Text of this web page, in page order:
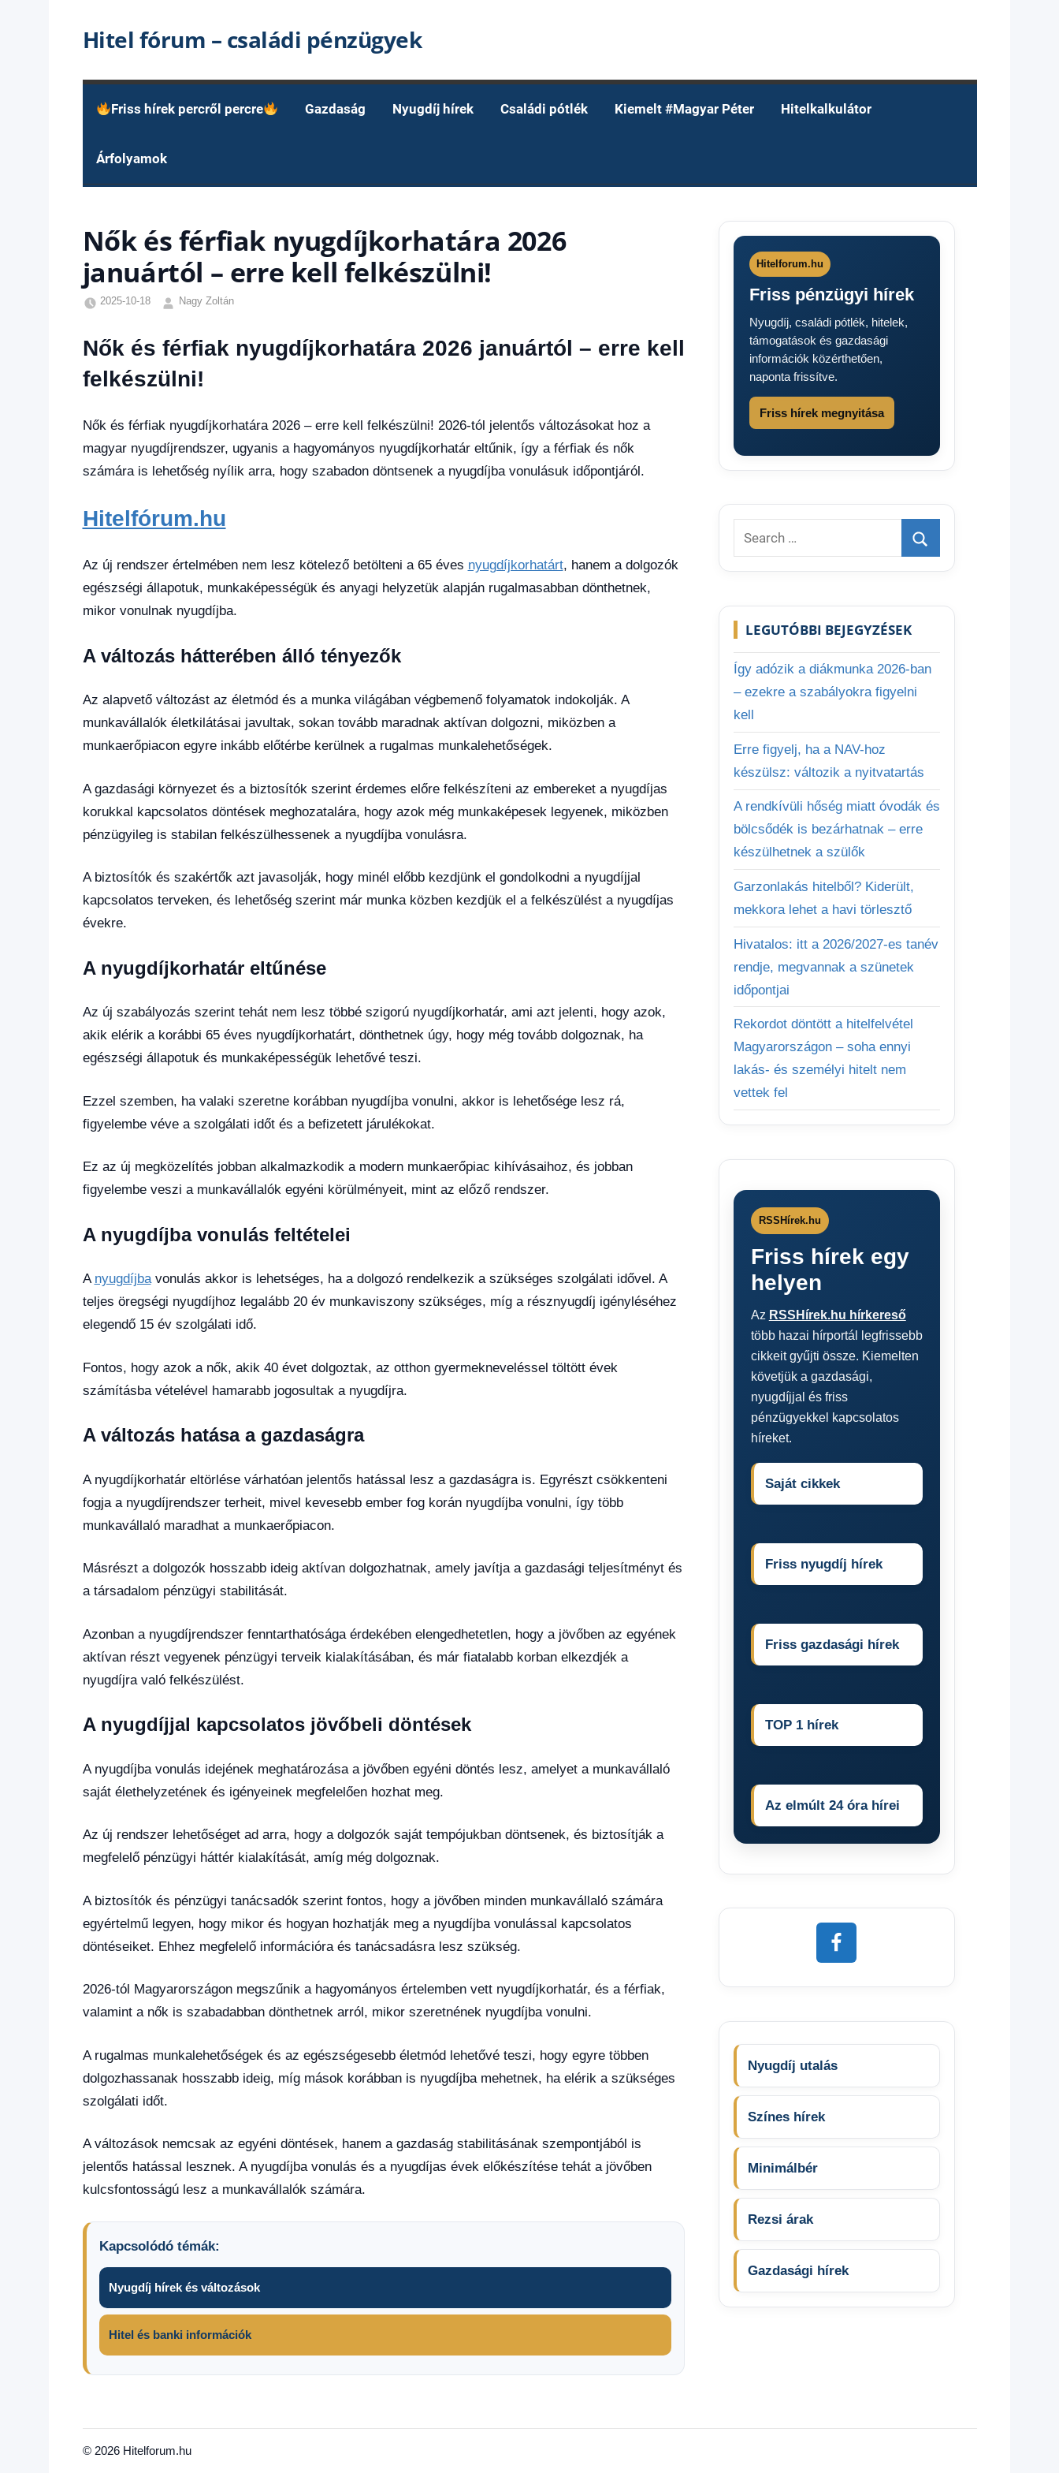
Hitel fórum – családi pénzügyek
Friss hírek percről percre Gazdaság Nyugdíj hírek Családi pótlék Kiemelt #Magyar Péter Hitelkalkulátor
Árfolyamok
Nők és férfiak nyugdíjkorhatára 2026
januártól – erre kell felkészülni!
2025-10-18
Nagy Zoltán
hírek,
1
kézből
Hitel
fórum
Nők és férfiak nyugdíjkorhatára 2026 januártól – erre kell
felkészülni!
Nők és férfiak nyugdíjkorhatára 2026 – erre kell felkészülni! 2026-tól jelentős változásokat hoz a
magyar nyugdíjrendszer, ugyanis a hagyományos nyugdíjkorhatár eltűnik, így a férfiak és nők
számára is lehetőség nyílik arra, hogy szabadon döntsenek a nyugdíjba vonulásuk időpontjáról.
Hitelfórum.hu
Az új rendszer értelmében nem lesz kötelező betölteni a 65 éves nyugdíjkorhatárt, hanem a dolgozók
egészségi állapotuk, munkaképességük és anyagi helyzetük alapján rugalmasabban dönthetnek,
mikor vonulnak nyugdíjba.
A változás hátterében álló tényezők
Az alapvető változást az életmód és a munka világában végbemenő folyamatok indokolják. A
munkavállalók életkilátásai javultak, sokan tovább maradnak aktívan dolgozni, miközben a
munkaerőpiacon egyre inkább előtérbe kerülnek a rugalmas munkalehetőségek.
A gazdasági környezet és a biztosítók szerint érdemes előre felkészíteni az embereket a nyugdíjas
korukkal kapcsolatos döntések meghozatalára, hogy azok még munkaképesek legyenek, miközben
pénzügyileg is stabilan felkészülhessenek a nyugdíjba vonulásra.
A biztosítók és szakértők azt javasolják, hogy minél előbb kezdjünk el gondolkodni a nyugdíjjal
kapcsolatos terveken, és lehetőség szerint már munka közben kezdjük el a felkészülést a nyugdíjas
évekre.
A nyugdíjkorhatár eltűnése
Az új szabályozás szerint tehát nem lesz többé szigorú nyugdíjkorhatár, ami azt jelenti, hogy azok,
akik elérik a korábbi 65 éves nyugdíjkorhatárt, dönthetnek úgy, hogy még tovább dolgoznak, ha
egészségi állapotuk és munkaképességük lehetővé teszi.
Ezzel szemben, ha valaki szeretne korábban nyugdíjba vonulni, akkor is lehetősége lesz rá,
figyelembe véve a szolgálati időt és a befizetett járulékokat.
Ez az új megközelítés jobban alkalmazkodik a modern munkaerőpiac kihívásaihoz, és jobban
figyelembe veszi a munkavállalók egyéni körülményeit, mint az előző rendszer.
A nyugdíjba vonulás feltételei
A nyugdíjbavonulás akkor is lehetséges, ha a dolgozó rendelkezik a szükséges szolgálati idővel. A
teljes öregségi nyugdíjhoz legalább 20 év munkaviszony szükséges, míg a résznyugdíj igényléséhez
elegendő 15 év szolgálati idő.
Fontos, hogy azok a nők, akik 40 évet dolgoztak, az otthon gyermekneveléssel töltött évek
számításba vételével hamarabb jogosultak a nyugdíjra.
A változás hatása a gazdaságra
A nyugdíjkorhatár eltörlése várhatóan jelentős hatással lesz a gazdaságra is. Egyrészt csökkenteni
fogja a nyugdíjrendszer terheit, mivel kevesebb ember fog korán nyugdíjba vonulni, így több
munkavállaló maradhat a munkaerőpiacon.
Másrészt a dolgozók hosszabb ideig aktívan dolgozhatnak, amely javítja a gazdasági teljesítményt és
a társadalom pénzügyi stabilitását.
Azonban a nyugdíjrendszer fenntarthatósága érdekében elengedhetetlen, hogy a jövőben az egyének
aktívan részt vegyenek pénzügyi terveik kialakításában, és már fiatalabb korban elkezdjék a
nyugdíjra való felkészülést.
A nyugdíjjal kapcsolatos jövőbeli döntések
A nyugdíjba vonulás idejének meghatározása a jövőben egyéni döntés lesz, amelyet a munkavállaló
saját élethelyzetének és igényeinek megfelelően hozhat meg.
Az új rendszer lehetőséget ad arra, hogy a dolgozók saját tempójukban döntsenek, és biztosítják a
megfelelő pénzügyi háttér kialakítását, amíg még dolgoznak.
A biztosítók és pénzügyi tanácsadók szerint fontos, hogy a jövőben minden munkavállaló számára
egyértelmű legyen, hogy mikor és hogyan hozhatják meg a nyugdíjba vonulással kapcsolatos
döntéseiket. Ehhez megfelelő információra és tanácsadásra lesz szükség.
2026-tól Magyarországon megszűnik a hagyományos értelemben vett nyugdíjkorhatár, és a férfiak,
valamint a nők is szabadabban dönthetnek arról, mikor szeretnének nyugdíjba vonulni.
A rugalmas munkalehetőségek és az egészségesebb életmód lehetővé teszi, hogy egyre többen
dolgozhassanak hosszabb ideig, míg mások korábban is nyugdíjba mehetnek, ha elérik a szükséges
szolgálati időt.
A változások nemcsak az egyéni döntések, hanem a gazdaság stabilitásának szempontjából is
jelentős hatással lesznek. A nyugdíjba vonulás és a nyugdíjas évek előkészítése tehát a jövőben
kulcsfontosságú lesz a munkavállalók számára.
Kapcsolódó témák:
Nyugdíj hírek és változások
Hitel és banki információk
0-24
Hitelforum.hu
Friss pénzügyi hírek
Nyugdíj, családi pótlék, hitelek,
támogatások és gazdasági
információk közérthetően,
naponta frissítve.
Friss hírek megnyitása
Search
for:
Search
LEGUTÓBBI BEJEGYZÉSEK
Így adózik a diákmunka 2026-ban
– ezekre a szabályokra figyelni
kell
Erre figyelj, ha a NAV-hoz
készülsz: változik a nyitvatartás
A rendkívüli hőség miatt óvodák és
bölcsődék is bezárhatnak – erre
készülhetnek a szülők
Garzonlakás hitelből? Kiderült,
mekkora lehet a havi törlesztő
Hivatalos: itt a 2026/2027-es tanév
rendje, megvannak a szünetek
időpontjai
Rekordot döntött a hitelfelvétel
Magyarországon – soha ennyi
lakás- és személyi hitelt nem
vettek fel
RSSHírek.hu
Friss hírek egy
helyen
Az RSSHírek.hu hírkereső
több hazai hírportál legfrissebb
cikkeit gyűjti össze. Kiemelten
követjük a gazdasági,
nyugdíjjal és friss
pénzügyekkel kapcsolatos
híreket.
Saját cikkek
Friss nyugdíj hírek
Friss gazdasági hírek
TOP 1 hírek
Az elmúlt 24 óra hírei
Nyugdíj utalás
Színes hírek
Minimálbér
Rezsi árak
Gazdasági hírek
© 2026 Hitelforum.hu